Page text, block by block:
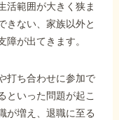
活範囲が大きく狭ま
きない、家族以外と
が出てきます。
打ち合わせに参加で
といった問題が起こ
が増え、退職に至る